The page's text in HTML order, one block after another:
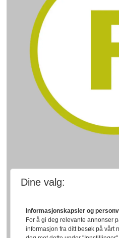
Dine valg:
Informasjonskapsler og
For å gi deg relevante annonser
informasjon fra ditt besøk på vårt